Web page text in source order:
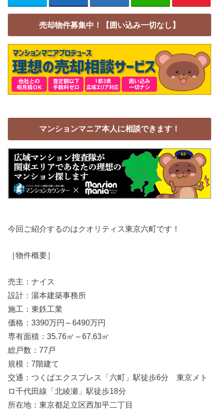
売却物件募集中！【囲い込み一切なし】
マンションマニア本人に相談できます！
今回ご紹介するのはクオリティス東京六町です！
［物件概要］
売主：ナイス
設計：湯本建築事務所
施工：東鉄工業
価格：3390万円～6490万円
専有面積：35.76㎡～67.63㎡
総戸数：77戸
規模：7階建て
交通：つくばエクスプレス「六町」駅徒歩6分 東京メト
ロ千代田線「北綾瀬」駅徒歩18分
所在地：東京都足立区西加平二丁目